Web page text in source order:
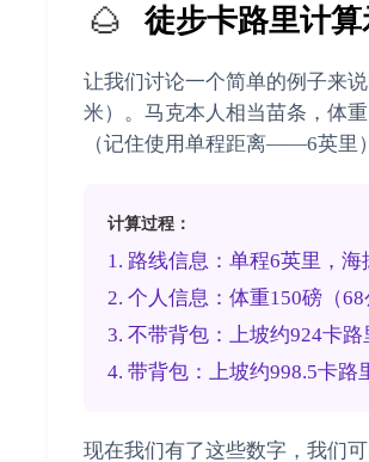
🌰 徒步卡路里计算
让我们讨论一个简单的例子来
米）。马克本人相当苗条，体
（记住使用单程距离——6英里
计算过程：
1. 路线信息：单程6英里，
2. 个人信息：体重150磅（
3. 不带背包：上坡约924卡
4. 带背包：上坡约998.5卡路
现在我们有了这些数字，我们